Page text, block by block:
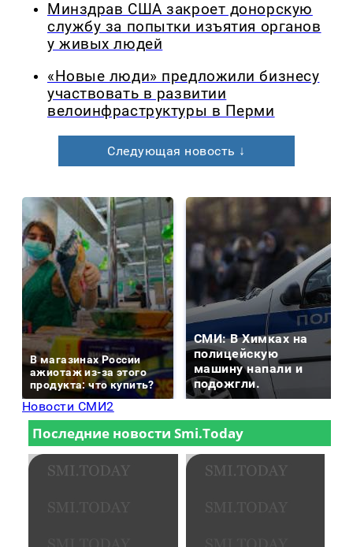
Минздрав США закроет донорскую
службу за попытки изъятия органов
у живых людей
«Новые люди» предложили бизнесу
участвовать в развитии
велоинфраструктуры в Перми
Следующая новость ↓
В магазинах России
ажиотаж из-за этого
продукта: что купить?
СМИ: В Химках на
полицейскую
машину напали и
подожгли.
Новости СМИ2